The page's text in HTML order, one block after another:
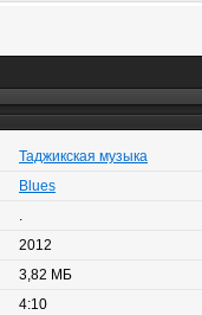
Таджикская музыка
Blues
.
2012
3,82 МБ
4:10